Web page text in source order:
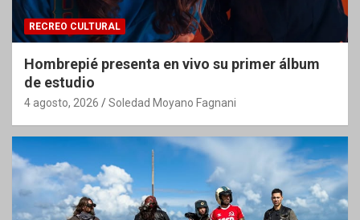
RECREO CULTURAL
Hombrepié presenta en vivo su primer álbum
de estudio
4 agosto, 2026 Soledad Moyano Fagnani